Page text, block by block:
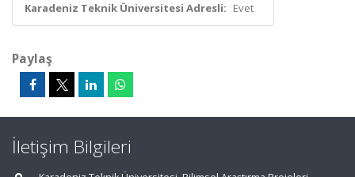
Karadeniz Teknik Üniversitesi Adresli: Evet
Paylaş
İletişim Bilgileri